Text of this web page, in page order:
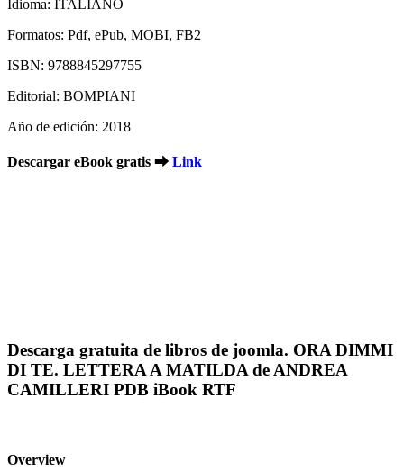
Idioma: ITALIANO
Formatos: Pdf, ePub, MOBI, FB2
ISBN: 9788845297755
Editorial: BOMPIANI
Año de edición: 2018
Descargar eBook gratis ➡ Link
Descarga gratuita de libros de joomla. ORA DIMMI
DI TE. LETTERA A MATILDA de ANDREA
CAMILLERI PDB iBook RTF
Overview